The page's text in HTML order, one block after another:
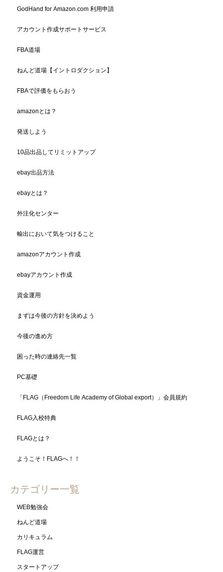
GodHand for Amazon.com 利用申請
アカウント作成サポートサービス
FBA道場
ねんど道場【イントロダクション】
FBAで評価をもらおう
amazonとは？
発送しよう
10品出品してリミットアップ
ebay出品方法
ebayとは？
外注化センター
輸出において気をつけること
amazonアカウント作成
ebayアカウント作成
資金運用
まずは今後の方針を決めよう
今後の進め方
困った時の連絡先一覧
PC基礎
「FLAG（Freedom Life Academy of Global export）」会員規約
FLAG入校特典
FLAGとは？
ようこそ！FLAGへ！！
カテゴリー一覧
WEB勉強会
ねんど道場
カリキュラム
FLAG運営
スタートアップ